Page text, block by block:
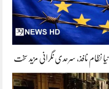
نظام نافذ، سرحدی نگرانی مزید سخت